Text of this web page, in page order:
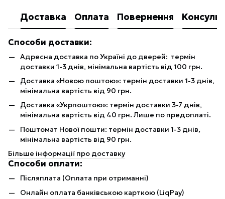
Доставка Оплата Повернення
Способи доставки:
Адресна доставка по Україні до дверей: термін
доставки 1-3 днів, мінімальна вартість від 100 грн.
Доставка «Новою поштою»: термін доставки 1-3 днів,
мінімальна вартість від 90 грн.
Доставка «Укрпоштою»: термін доставки 3-7 днів,
мінімальна вартість від 40 грн. Лише по предоплаті.
Поштомат Нової пошти: термін доставки 1-3 днів,
мінімальна вартість від 90 грн.
Більше інформації про доставку
Способи оплати:
Післяплата (Оплата при отриманні)
Онлайн оплата банківською карткою (LiqPay)